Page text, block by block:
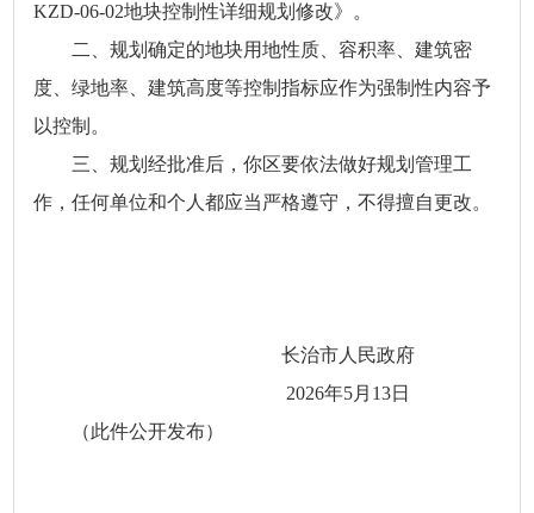
KZD-06-02地块控制性详细规划修改》。
二、规划确定的地块用地性质、容积率、建筑密
度、绿地率、建筑高度等控制指标应作为强制性内容予
以控制。
三、规划经批准后，你区要依法做好规划管理工
作，任何单位和个人都应当严格遵守，不得擅自更改。
长治市人民政府
2026年5月13日
（此件公开发布）